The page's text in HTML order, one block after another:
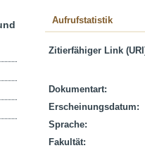
Aufrufstatistik
Zitierfähiger Link
Dokumentart:
Erscheinungsdatum:
Sprache:
Fakultät: